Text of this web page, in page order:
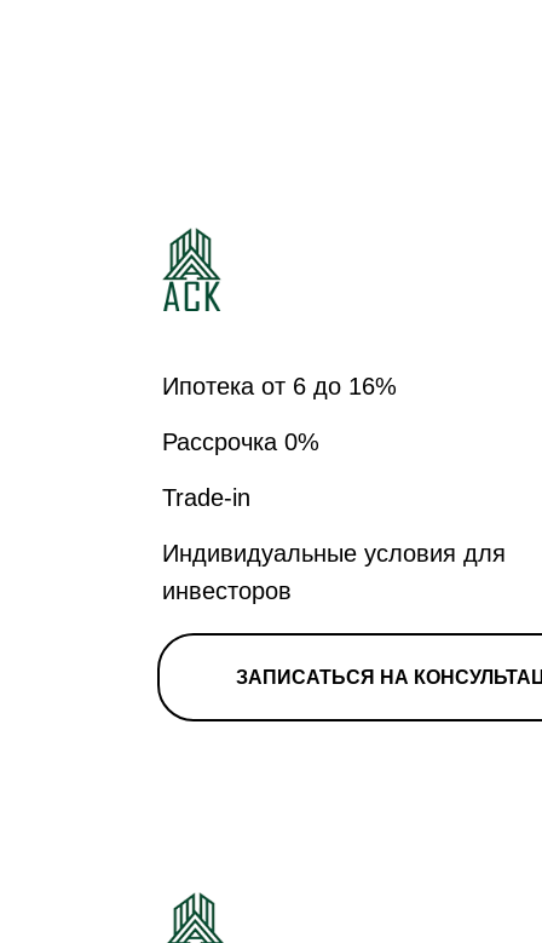
ЖИЛОЙ КВАРТАЛ
ШКОЛЬНЫЙ
Ипотека от 6 до 16%
Рассрочка 0%
Индивидуальные условия для
инвесторов
Trade-in
ЗАПИСАТЬСЯ НА